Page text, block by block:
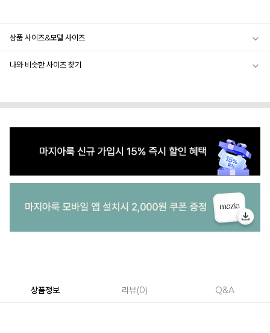
상품 사이즈&모델 사이즈
나와 비슷한 사이즈 찾기
상품정보 리뷰 0 Q&A